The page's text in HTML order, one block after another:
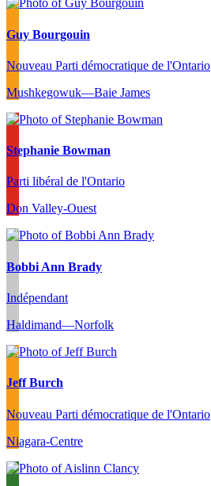
Guy Bourgouin
Nouveau Parti démocratique de l'Ontario
Mushkegowuk—Baie James
Stephanie Bowman
Parti libéral de l'Ontario
Don Valley-Ouest
Bobbi Ann Brady
Indépendant
Haldimand—Norfolk
Jeff Burch
Nouveau Parti démocratique de l'Ontario
Niagara-Centre